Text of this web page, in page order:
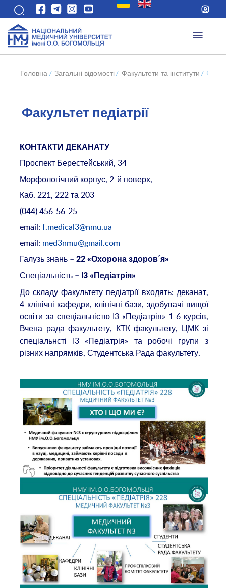
Головна / Загальні відомості / Факультети та інститути /
Факультет педіатрії
КОНТАКТИ ДЕКАНАТУ
Проспект Берестейський, 34
Морфологічний корпус, 2-й поверх,
Каб. 221, 222 та 203
(044) 456-56-25
email:f.medical3@nmu.ua
email: med3nmu@gmail.com
Галузь знань –22 «Охорона здоров΄я»
Спеціальність – І3 «Педіатрія»
До складу факультету педіатрії входять: деканат,
4 клінічні кафедри, клінічні бази, здобувачі вищої
освіти за спеціальністю І3 «Педіатрія» 1-6 курсів,
Вчена рада факультету, КТК факультету, ЦМК зі
спеціальнсті І3 «Педіатрія» та робочі групи з
різних напрямків, Студентська Рада факультету.